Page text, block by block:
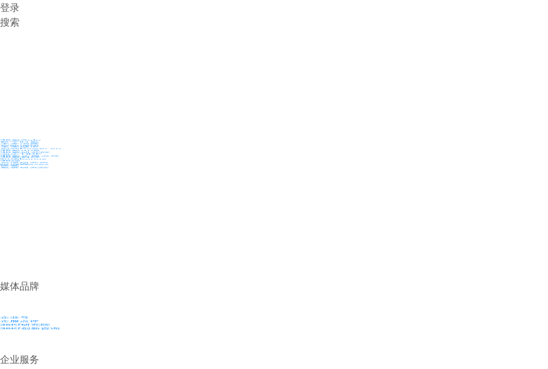
登录
搜索
36氪Auto
智能涌现
未来城市
启动Power on
36氪出海
潮生TIDE
36氪企服点评
36氪财经
职场bonus
36碳
暗涌Waves
硬氪
氪睿研究院
媒体品牌
企业号
企服点评
36Kr研究院
36Kr创新咨询
企业服务